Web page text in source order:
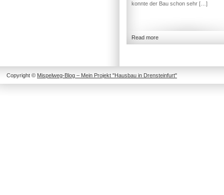
konnte der Bau schon sehr […]
Read more
Copyright © Mispelweg-Blog – Mein Projekt "Hausbau in Drensteinfurt"